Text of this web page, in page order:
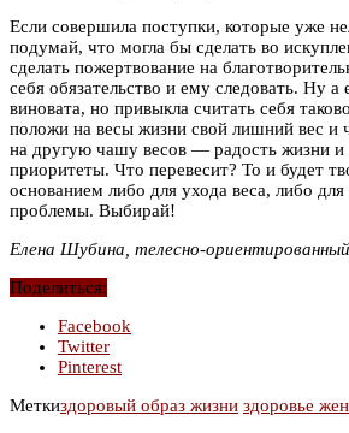
Если совершила поступки, которые уже
подумай, что могла бы сделать во
сделать пожертвование на
себя обязательство и ему следовать. Ну
виновата, но привыкла считать себя
положи на весы жизни свой лишний вес и
на другую чашу весов — радость жизни и
приоритеты. Что перевесит? То и будет
основанием либо для ухода веса, либо для
проблемы. Выбирай!
Елена Шубина, телесно-
Поделиться:
Facebook
Twitter
Pinterest
Меткиздоровый образ жизни здоровье